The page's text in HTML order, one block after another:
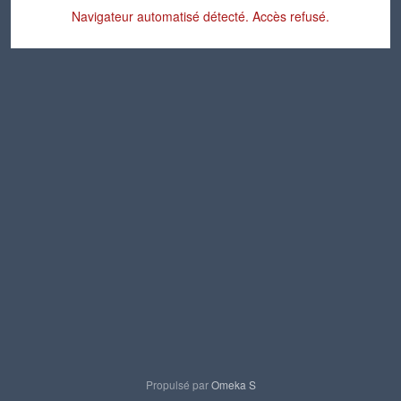
Navigateur automatisé détecté. Accès refusé.
Propulsé parOmeka S